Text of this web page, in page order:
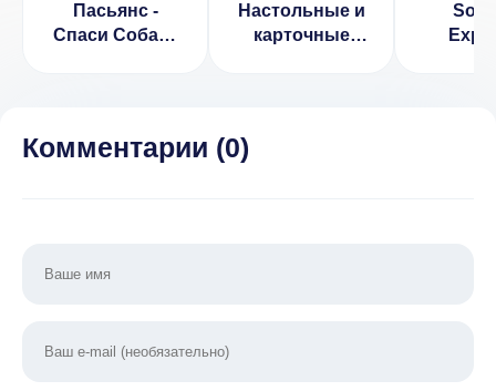
Пасьянс -
Спаси Собаку
Настольные и
карточные
Комментарии (0)